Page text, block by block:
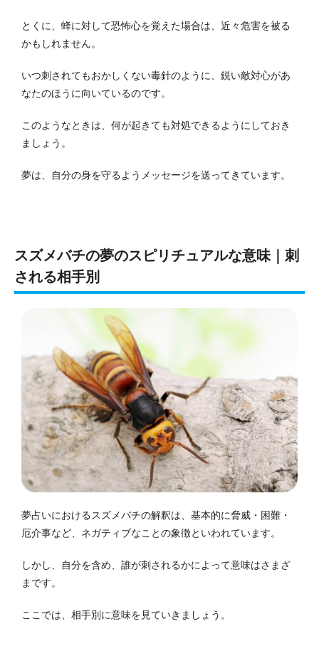
とくに、蜂に対して恐怖心を覚えた場合は、近々危害を被る
かもしれません。
いつ刺されてもおかしくない毒針のように、鋭い敵対心があ
なたのほうに向いているのです。
このようなときは、何が起きても対処できるようにしておき
ましょう。
夢は、自分の身を守るようメッセージを送ってきています。
スズメバチの夢のスピリチュアルな意味｜刺
される相手別
夢占いにおけるスズメバチの解釈は、基本的に脅威・困難・
厄介事など、ネガティブなことの象徴といわれています。
しかし、自分を含め、誰が刺されるかによって意味はさまざ
まです。
ここでは、相手別に意味を見ていきましょう。